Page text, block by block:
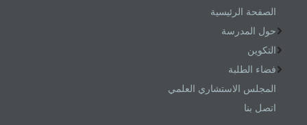
الصفحة الرئيسية
حول المدرسة
التكوين
فضاء الطلبة
المجلس الاستشاري العلمي
اتصل بنا